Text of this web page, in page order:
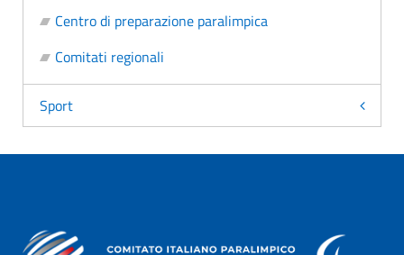
Centro di preparazione paralimpica
Comitati regionali
Sport